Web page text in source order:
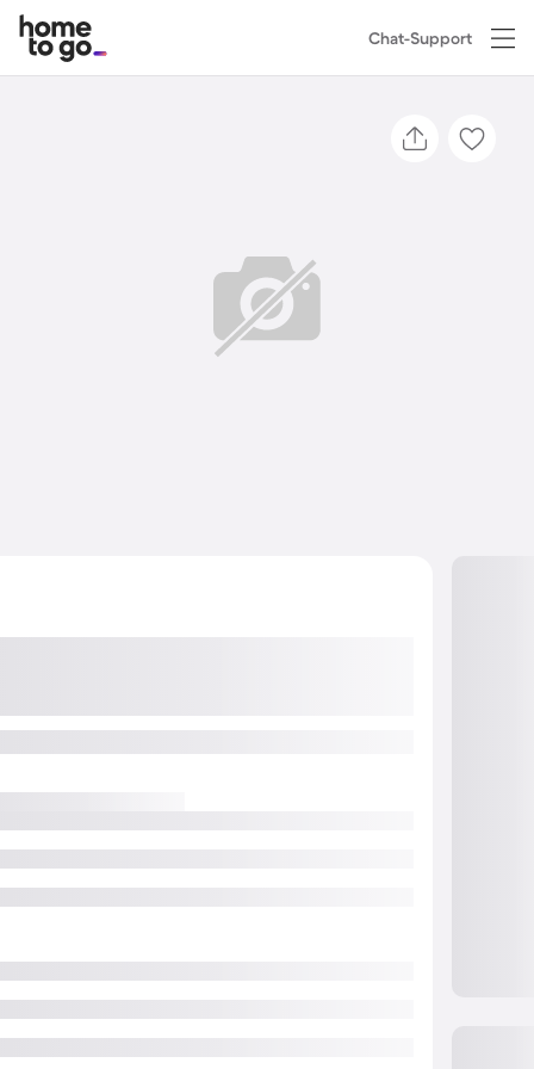
Chat-Support